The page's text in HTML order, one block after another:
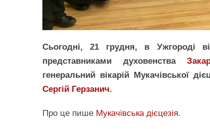
Сьогодні, 21 грудня, в Ужгороді
представниками духовенства
генеральний вікарій Мукачівської
Сергій Герзанич.
Про це пише Мукачівська дієцезія.